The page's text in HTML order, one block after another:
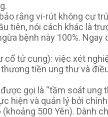
rằng vi-rút không cư
tiên, nói cách khác là
bệnh này 100%. Ngay
tử cung): việc xét
tiền ung thư và
gọi là “tầm soát ung
hiện và quản lý bởi
500 Yên). Dành